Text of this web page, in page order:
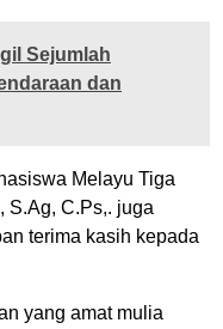
Sejumlah
dan
Melayu Tiga
S.Ag, C.Ps,. juga
terima kasih kepada
yang amat mulia